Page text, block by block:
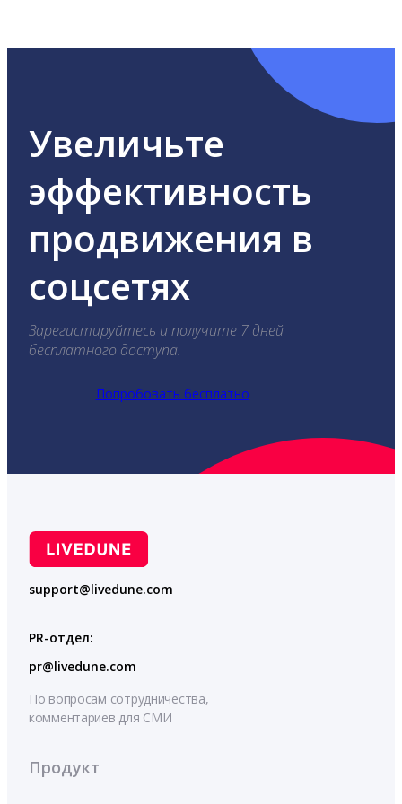
Увеличьте
эффективность
продвижения в
соцсетях
Зарегистируйтесь и получите 7 дней
бесплатного доступа.
Попробовать бесплатно
support@livedune.com
PR-отдел:
pr@livedune.com
По вопросам сотрудничества,
комментариев для СМИ
Продукт